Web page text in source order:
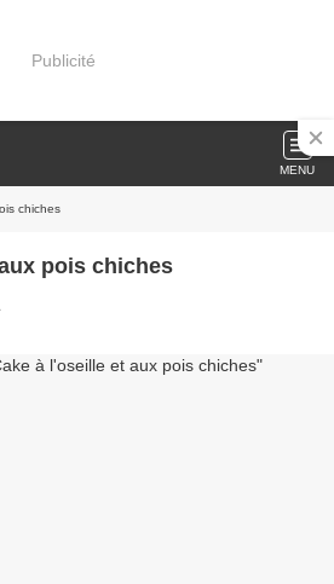
Publicité
MENU
chiches
pois chiches